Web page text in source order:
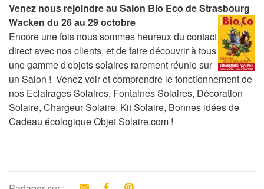
Venez nous rejoindre au Salon Bio Eco de Strasbourg
Wacken du 26 au 29 octobre
Encore une fois nous sommes heureux du contact
direct avec nos clients, et de faire découvrir à tous
une gamme d'objets solaires rarement réunie sur
un Salon ! Venez voir et comprendre le fonctionnement de
nos Eclairages Solaires, Fontaines Solaires, Décoration
Solaire, Chargeur Solaire, Kit Solaire, Bonnes idées de
Cadeau écologique Objet Solaire.com !